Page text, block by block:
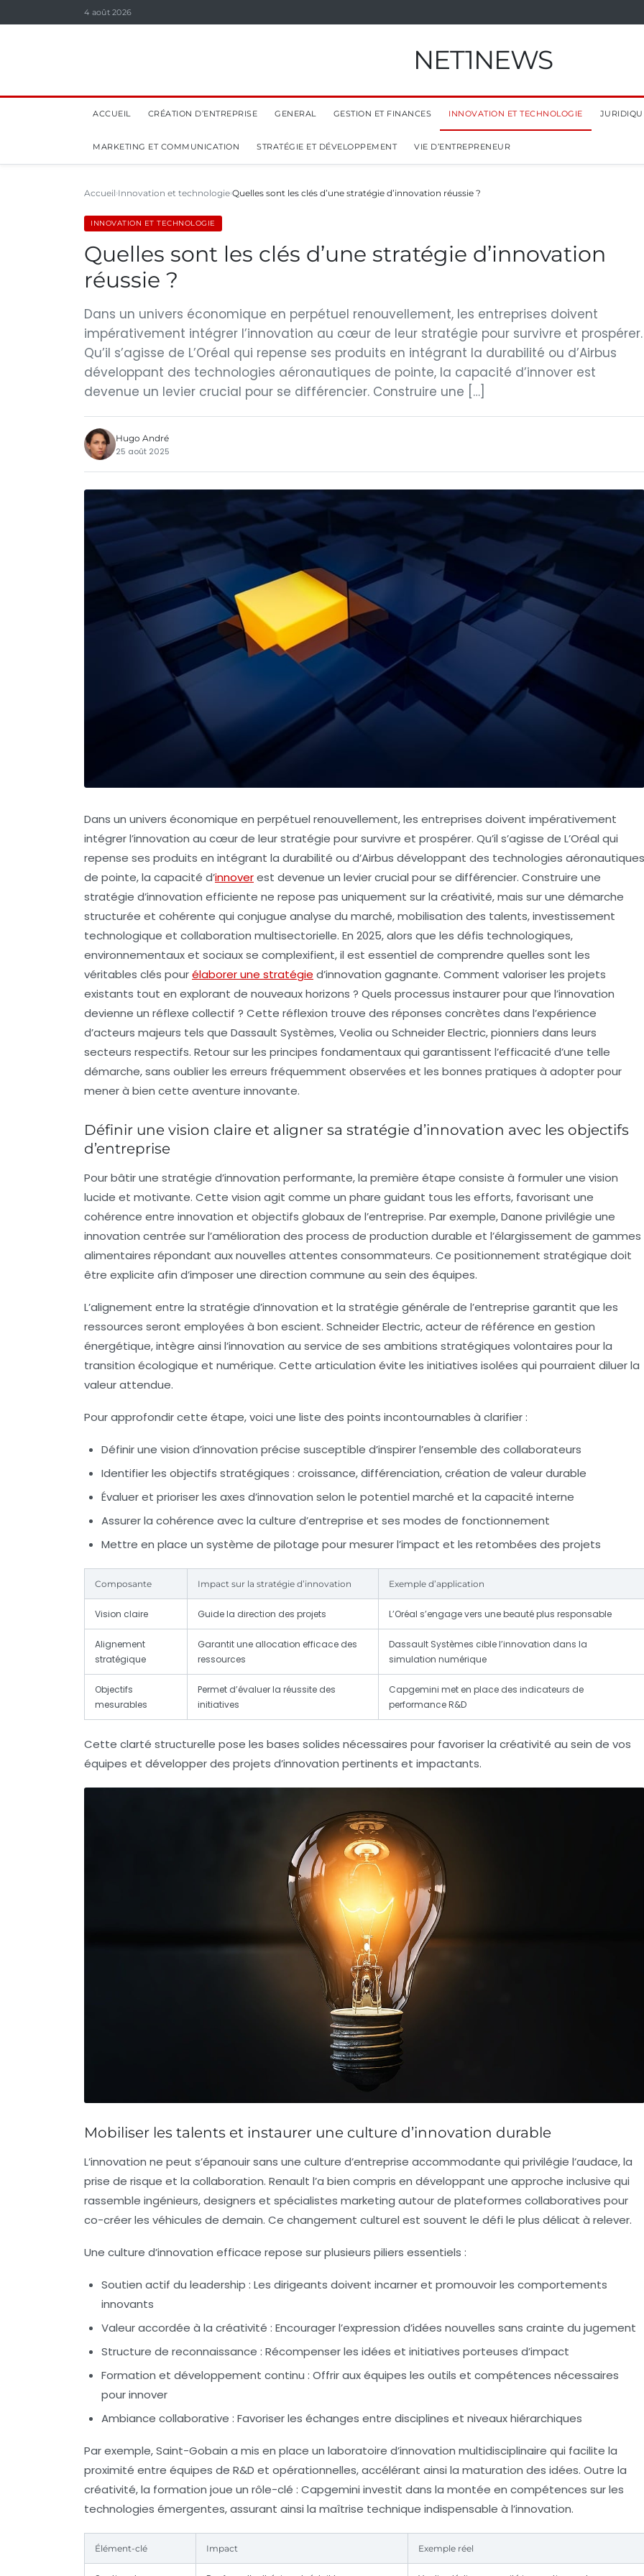
4 août 2026
NET1NEWS
ACCUEIL CRÉATION D’ENTREPRISE GENERAL GESTION ET FINANCES INNOVATION ET TECHNOLOGIE
MARKETING ET COMMUNICATION STRATÉGIE ET DÉVELOPPEMENT VIE D’ENTREPRENEUR
Accueil Innovation et technologie Quelles sont les clés d’une stratégie d’innovation réussie ?
INNOVATION ET TECHNOLOGIE
Quelles sont les clés d’une stratégie d’innovation
réussie ?
Dans un univers économique en perpétuel renouvellement, les entreprises doivent
impérativement intégrer l’innovation au cœur de leur stratégie pour survivre et prospérer.
Qu’il s’agisse de L’Oréal qui repense ses produits en intégrant la durabilité ou d’Airbus
développant des technologies aéronautiques de pointe, la capacité d’innover est
devenue un levier crucial pour se différencier. Construire une […]
Hugo André
25 août 2025
Dans un univers économique en perpétuel renouvellement, les entreprises doivent impérativement
intégrer l’innovation au cœur de leur stratégie pour survivre et prospérer. Qu’il s’agisse de L’Oréal qui
repense ses produits en intégrant la durabilité ou d’Airbus développant des technologies aéronautiques
de pointe, la capacité d’innoverest devenue un levier crucial pour se différencier. Construire une
stratégie d’innovation efficiente ne repose pas uniquement sur la créativité, mais sur une démarche
structurée et cohérente qui conjugue analyse du marché, mobilisation des talents, investissement
technologique et collaboration multisectorielle. En 2025, alors que les défis technologiques,
environnementaux et sociaux se complexifient, il est essentiel de comprendre quelles sont les
véritables clés pourélaborer une stratégie d’innovation gagnante. Comment valoriser les projets
existants tout en explorant de nouveaux horizons ? Quels processus instaurer pour que l’innovation
devienne un réflexe collectif ? Cette réflexion trouve des réponses concrètes dans l’expérience
d’acteurs majeurs tels que Dassault Systèmes, Veolia ou Schneider Electric, pionniers dans leurs
secteurs respectifs. Retour sur les principes fondamentaux qui garantissent l’efficacité d’une telle
démarche, sans oublier les erreurs fréquemment observées et les bonnes pratiques à adopter pour
mener à bien cette aventure innovante.
Définir une vision claire et aligner sa stratégie d’innovation avec les objectifs
d’entreprise
Pour bâtir une stratégie d’innovation performante, la première étape consiste à formuler une vision
lucide et motivante. Cette vision agit comme un phare guidant tous les efforts, favorisant une
cohérence entre innovation et objectifs globaux de l’entreprise. Par exemple, Danone privilégie une
innovation centrée sur l’amélioration des process de production durable et l’élargissement de gammes
alimentaires répondant aux nouvelles attentes consommateurs. Ce positionnement stratégique doit
être explicite afin d’imposer une direction commune au sein des équipes.
L’alignement entre la stratégie d’innovation et la stratégie générale de l’entreprise garantit que les
ressources seront employées à bon escient. Schneider Electric, acteur de référence en gestion
énergétique, intègre ainsi l’innovation au service de ses ambitions stratégiques volontaires pour la
transition écologique et numérique. Cette articulation évite les initiatives isolées qui pourraient diluer la
valeur attendue.
Pour approfondir cette étape, voici une liste des points incontournables à clarifier :
Définir une vision d’innovation précise susceptible d’inspirer l’ensemble des collaborateurs
Identifier les objectifs stratégiques : croissance, différenciation, création de valeur durable
Évaluer et prioriser les axes d’innovation selon le potentiel marché et la capacité interne
Assurer la cohérence avec la culture d’entreprise et ses modes de fonctionnement
Mettre en place un système de pilotage pour mesurer l’impact et les retombées des projets
Composante Impact sur la stratégie d’innovation Exemple d’application
Vision claire Guide la direction des projets L’Oréal s’engage vers une beauté plus responsable
Alignement
stratégique
Garantit une allocation efficace des
ressources
Dassault Systèmes cible l’innovation dans la
simulation numérique
Objectifs
mesurables
Permet d’évaluer la réussite des
initiatives
Capgemini met en place des indicateurs de
performance R&D
Cette clarté structurelle pose les bases solides nécessaires pour favoriser la créativité au sein de vos
équipes et développer des projets d’innovation pertinents et impactants.
Mobiliser les talents et instaurer une culture d’innovation durable
L’innovation ne peut s’épanouir sans une culture d’entreprise accommodante qui privilégie l’audace, la
prise de risque et la collaboration. Renault l’a bien compris en développant une approche inclusive qui
rassemble ingénieurs, designers et spécialistes marketing autour de plateformes collaboratives pour
co-créer les véhicules de demain. Ce changement culturel est souvent le défi le plus délicat à relever.
Une culture d’innovation efficace repose sur plusieurs piliers essentiels :
Soutien actif du leadership : Les dirigeants doivent incarner et promouvoir les comportements
innovants
Valeur accordée à la créativité : Encourager l’expression d’idées nouvelles sans crainte du jugement
Structure de reconnaissance : Récompenser les idées et initiatives porteuses d’impact
Formation et développement continu : Offrir aux équipes les outils et compétences nécessaires
pour innover
Ambiance collaborative : Favoriser les échanges entre disciplines et niveaux hiérarchiques
Par exemple, Saint-Gobain a mis en place un laboratoire d’innovation multidisciplinaire qui facilite la
proximité entre équipes de R&D et opérationnelles, accélérant ainsi la maturation des idées. Outre la
créativité, la formation joue un rôle-clé : Capgemini investit dans la montée en compétences sur les
technologies émergentes, assurant ainsi la maîtrise technique indispensable à l’innovation.
Élément-clé Impact Exemple réel